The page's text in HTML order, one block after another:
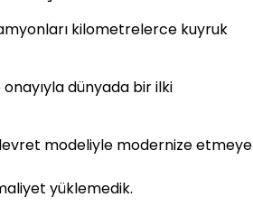
kilometrelerce kuyruk
dünyada bir ilki
modeliyle modernize etmeye
yüklemedik.